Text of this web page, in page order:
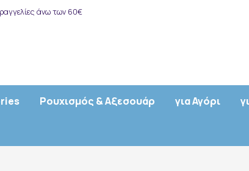
άνω των 60€
Ρουχισμός & Αξεσουάρ για Αγόρι